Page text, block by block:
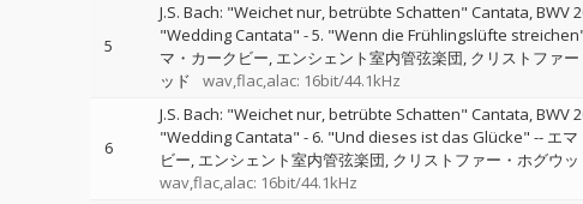
5
J.S. Bach: "Weichet nur, betrübte Schatten" Cantata, BWV
"Wedding Cantata" - 5. "Wenn die Frühlingslüfte
マ・カークビー エンシェント室内管弦楽団 クリストファー
ッド
wav,flac,alac: 16bit/44.1kHz
6
J.S. Bach: "Weichet nur, betrübte Schatten" Cantata, BWV
"Wedding Cantata" - 6. "Und dieses ist das Glücke" -- エマ
ビー エンシェント室内管弦楽団 クリストファー・ホグウッ
wav,flac,alac: 16bit/44.1kHz